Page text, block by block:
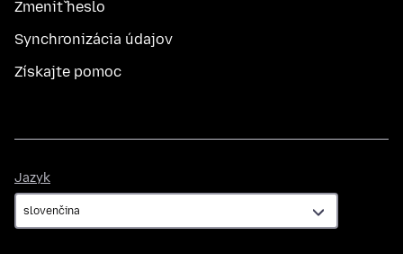
Zmeniť heslo
Synchronizácia údajov
Získajte pomoc
Jazyk